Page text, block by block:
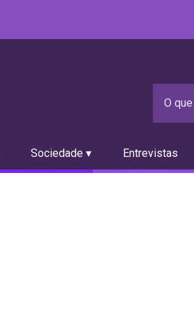
Sociedade ▾ Entrevistas